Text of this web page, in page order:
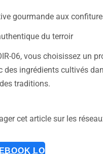
gourmande aux
du terroir
06, vous choisissez un
des ingrédients cultivés
traditions.
cet article sur les